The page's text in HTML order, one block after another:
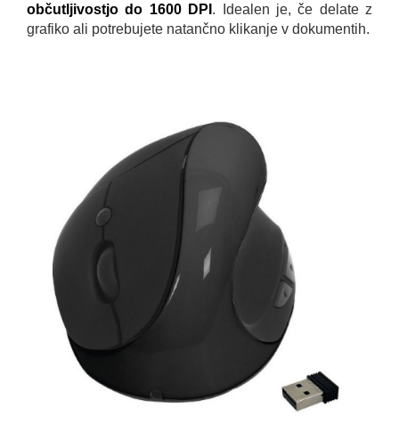
občutljivostjo do 1600 DPI . Idealen je, če delate z
grafiko ali potrebujete natančno klikanje v dokumentih.